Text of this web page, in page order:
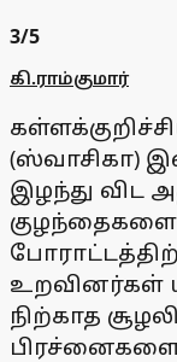
3/5
கி.ராம்குமார்
(ஸ்வாசிகா)
இழந்து விட
உறவினர்கள்
நிற்காத
பிரச்னைகளை